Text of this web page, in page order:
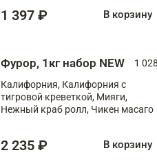
1 397 ₽ В корзину
Фурор, 1кг набор NEW
1
Калифорния, Калифорния с
тигровой креветкой, Мияги,
Нежный краб ролл, Чикен масаго
2 235 ₽ В корзину